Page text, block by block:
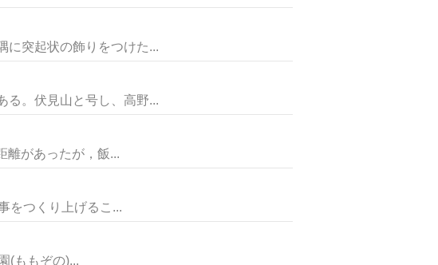
突起状の飾りをつけた...
。伏見山と号し、高野...
があったが，飯...
をつくり上げるこ...
ももぞの)...